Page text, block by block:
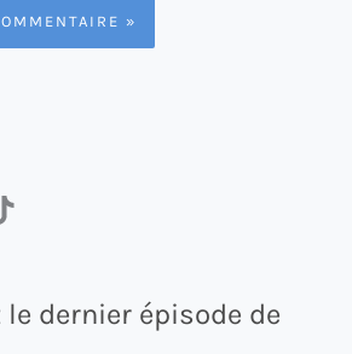
le dernier épisode de